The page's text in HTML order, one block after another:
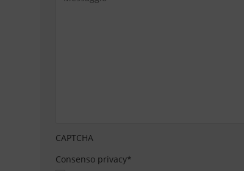
CAPTCHA
Consenso privacy*